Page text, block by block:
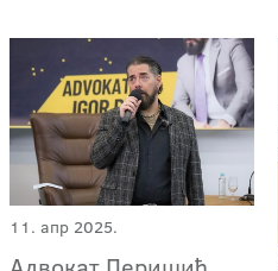
11. апр 2025.